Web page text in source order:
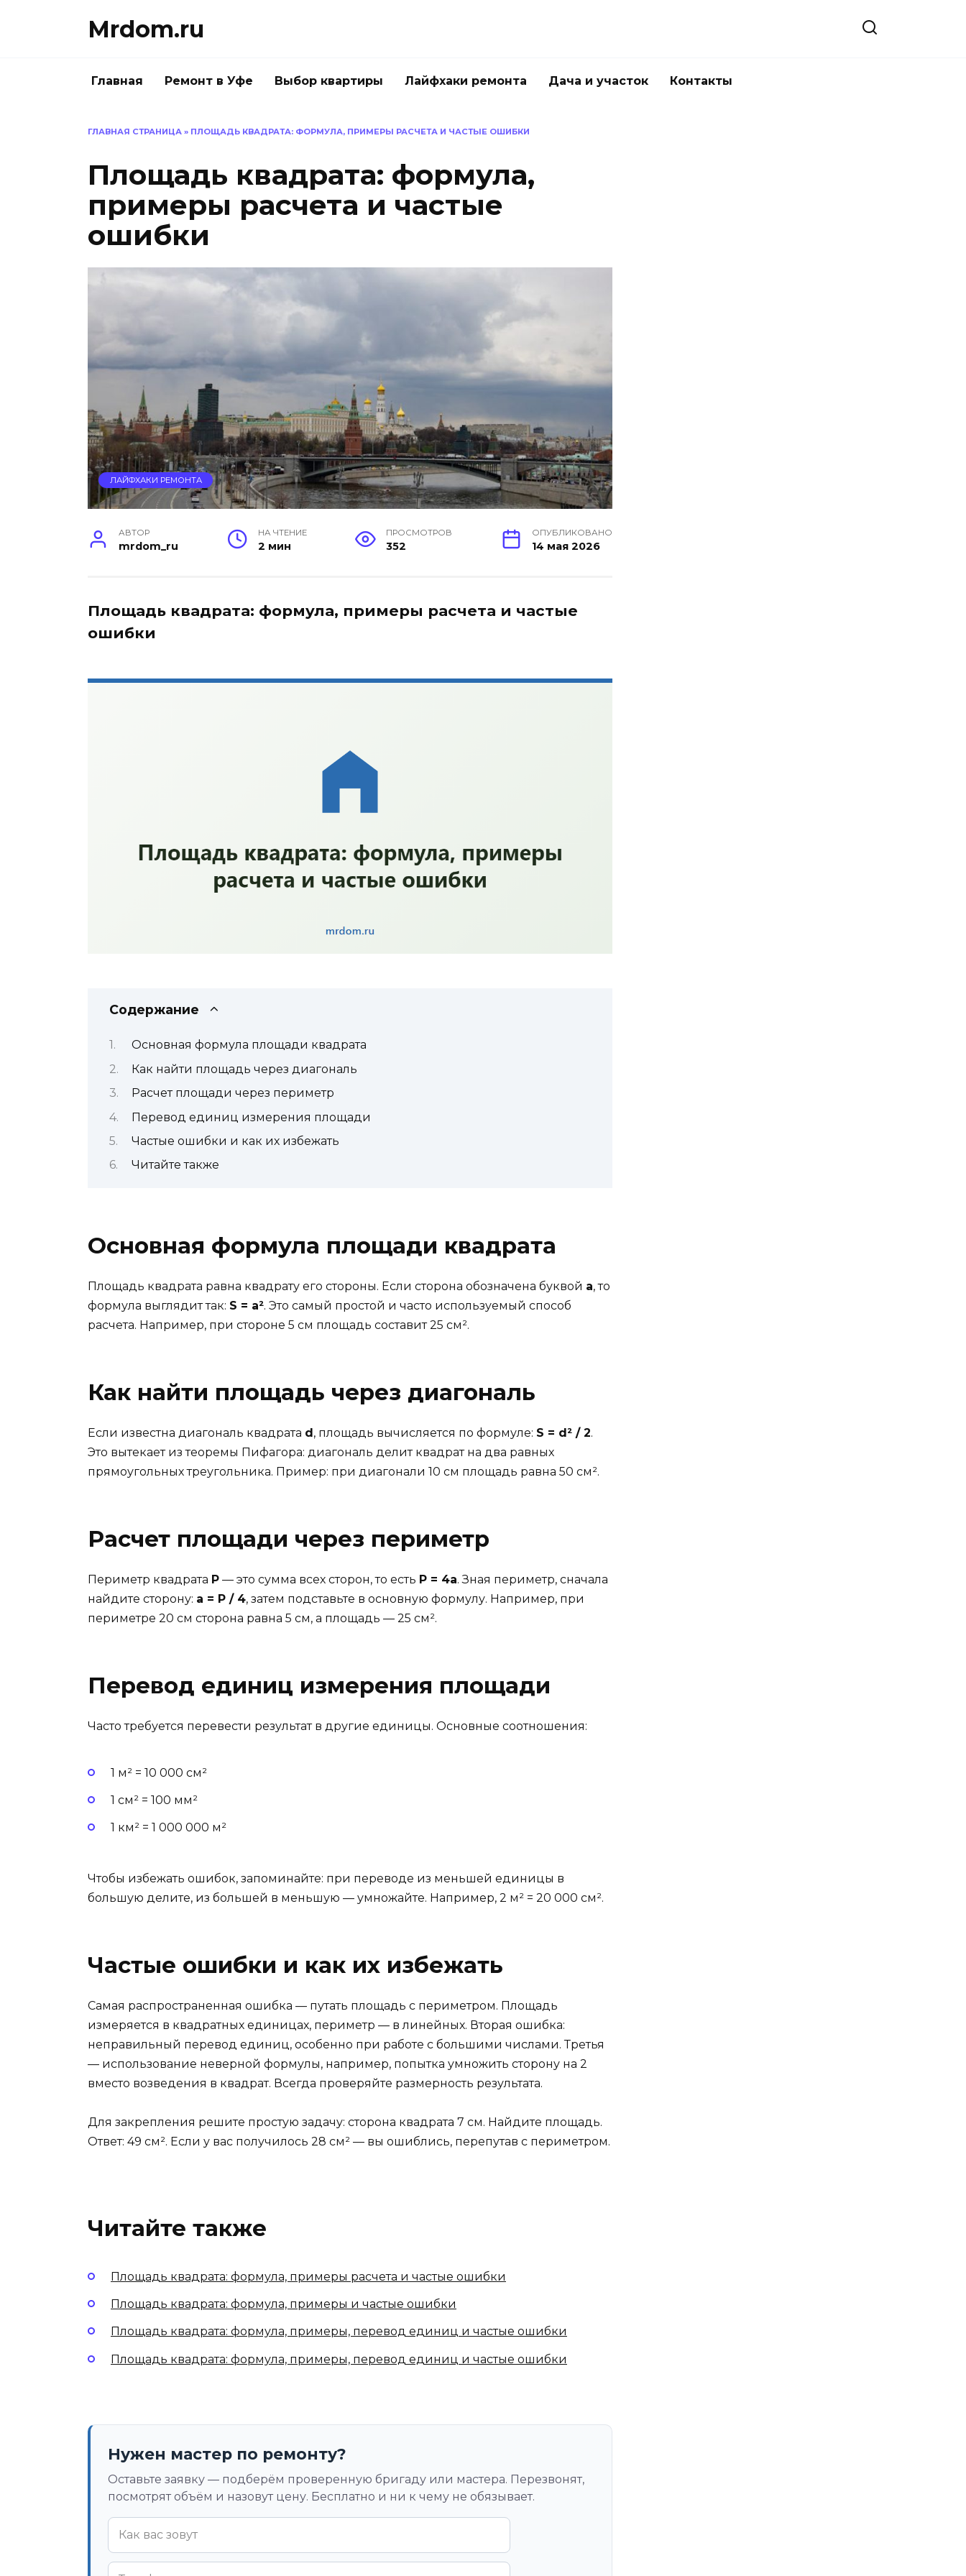
Mrdom.ru
Главная Ремонт в Уфе Выбор квартиры Лайфхаки ремонта Дача и участок Контакты
ГЛАВНАЯ СТРАНИЦА » ПЛОЩАДЬ КВАДРАТА: ФОРМУЛА, ПРИМЕРЫ РАСЧЕТА И ЧАСТЫЕ ОШИБКИ
Площадь квадрата: формула,
примеры расчета и частые
ошибки
ЛАЙФХАКИ РЕМОНТА
АВТОР
mrdom_ru
НА ЧТЕНИЕ
2 мин
ПРОСМОТРОВ
352
ОПУБЛИКОВАНО
14 мая 2026
Площадь квадрата: формула, примеры расчета и частые
ошибки
Содержание
Основная формула площади квадрата
Как найти площадь через диагональ
Расчет площади через периметр
Перевод единиц измерения площади
Частые ошибки и как их избежать
Читайте также
Основная формула площади квадрата
Площадь квадрата равна квадрату его стороны. Если сторона обозначена буквой a, то
формула выглядит так: S = a². Это самый простой и часто используемый способ
расчета. Например, при стороне 5 см площадь составит 25 см².
Как найти площадь через диагональ
Если известна диагональ квадрата d, площадь вычисляется по формуле: S = d² / 2.
Это вытекает из теоремы Пифагора: диагональ делит квадрат на два равных
прямоугольных треугольника. Пример: при диагонали 10 см площадь равна 50 см².
Расчет площади через периметр
Периметр квадрата P — это сумма всех сторон, то есть P = 4a. Зная периметр, сначала
найдите сторону: a = P / 4, затем подставьте в основную формулу. Например, при
периметре 20 см сторона равна 5 см, а площадь — 25 см².
Перевод единиц измерения площади
Часто требуется перевести результат в другие единицы. Основные соотношения:
1 м² = 10 000 см²
1 см² = 100 мм²
1 км² = 1 000 000 м²
Чтобы избежать ошибок, запоминайте: при переводе из меньшей единицы в
большую делите, из большей в меньшую — умножайте. Например, 2 м² = 20 000 см².
Частые ошибки и как их избежать
Самая распространенная ошибка — путать площадь с периметром. Площадь
измеряется в квадратных единицах, периметр — в линейных. Вторая ошибка:
неправильный перевод единиц, особенно при работе с большими числами. Третья
— использование неверной формулы, например, попытка умножить сторону на 2
вместо возведения в квадрат. Всегда проверяйте размерность результата.
Для закрепления решите простую задачу: сторона квадрата 7 см. Найдите площадь.
Ответ: 49 см². Если у вас получилось 28 см² — вы ошиблись, перепутав с периметром.
Читайте также
Площадь квадрата: формула, примеры расчета и частые ошибки
Площадь квадрата: формула, примеры и частые ошибки
Площадь квадрата: формула, примеры, перевод единиц и частые ошибки
Площадь квадрата: формула, примеры, перевод единиц и частые ошибки
Нужен мастер по ремонту?
Оставьте заявку — подберём проверенную бригаду или мастера. Перезвонят,
посмотрят объём и назовут цену. Бесплатно и ни к чему не обязывает.